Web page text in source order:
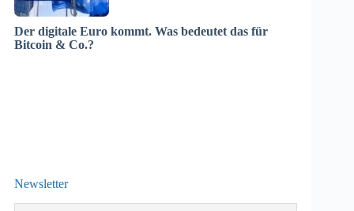
Der digitale Euro kommt. Was bedeutet das für
Bitcoin & Co.?
Newsletter